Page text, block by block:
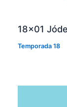
18×01
Temporada 18